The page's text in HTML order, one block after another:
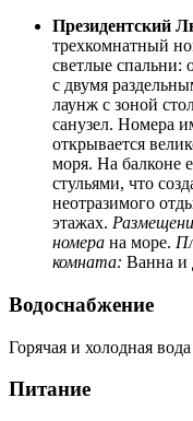
Президентский
трехкомнатный
светлые спальни:
с двумя
лаунж с зоной
санузел. Номера
открывается
моря. На балконе
стульями, что
неотразимого
этажах.
номера на море.
комната: Ванна и
Водоснабжение
Горячая и холодная
Питание